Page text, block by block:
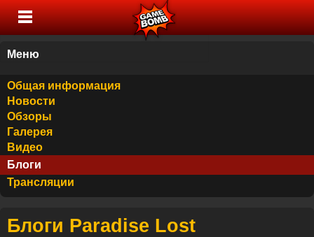
Меню
Общая информация
Новости
Обзоры
Галерея
Видео
Блоги
Трансляции
Блоги Paradise Lost